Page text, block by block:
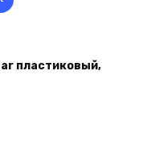
пластиковый,